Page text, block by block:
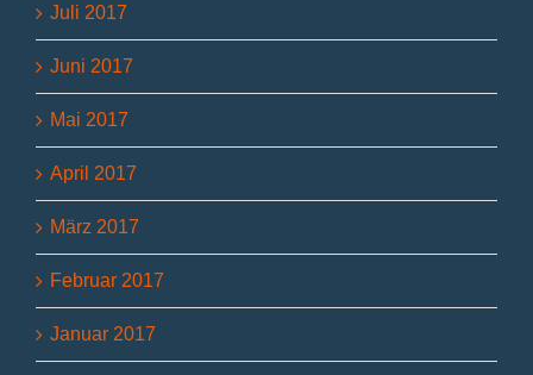
Juli 2017
Juni 2017
Mai 2017
April 2017
März 2017
Februar 2017
Januar 2017